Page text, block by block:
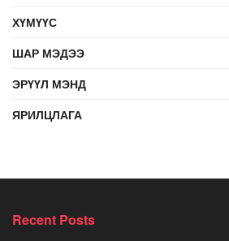
ХҮМҮҮС
ШАР МЭДЭЭ
ЭРҮҮЛ МЭНД
ЯРИЛЦЛАГА
Recent Posts